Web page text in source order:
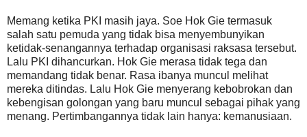
Memang ketika PKI masih jaya. Soe Hok Gie termasuk
salah satu pemuda yang tidak bisa menyembunyikan
ketidak-senangannya terhadap organisasi raksasa tersebut.
Lalu PKI dihancurkan. Hok Gie merasa tidak tega dan
memandang tidak benar. Rasa ibanya muncul melihat
mereka ditindas. Lalu Hok Gie menyerang kebobrokan dan
kebengisan golongan yang baru muncul sebagai pihak yang
menang. Pertimbangannya tidak lain hanya: kemanusiaan.